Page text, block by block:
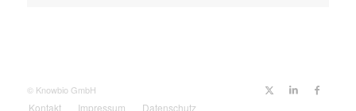
© Knowbio GmbH
Kontakt Impressum Datenschutz